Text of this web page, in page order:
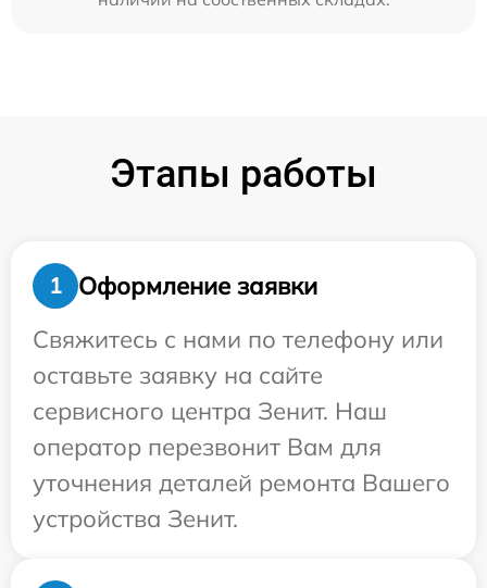
Этапы работы
1
Оформление заявки
Свяжитесь с нами по телефону или
оставьте заявку на сайте
сервисного центра Зенит. Наш
оператор перезвонит Вам для
уточнения деталей ремонта Вашего
устройства Зенит.